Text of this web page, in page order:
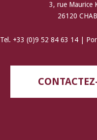
3, rue Maurice
26120
Tel. +33 (0)9 52 84 63 14 |